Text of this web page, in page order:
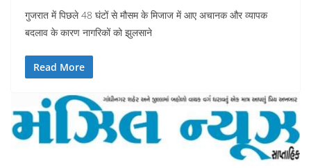
गुजरात में पिछले 48 घंटों से मौसम के मिजाज में आए अचानक और व्यापक
बदलाव के कारण नागरिकों को झुलसाने
Read More